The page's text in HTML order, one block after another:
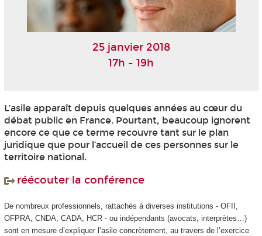
25 janvier 2018
17h - 19h
L’asile apparaît depuis quelques années au cœur du
débat public en France. Pourtant, beaucoup ignorent
encore ce que ce terme recouvre tant sur le plan
juridique que pour l’accueil de ces personnes sur le
territoire national.
réécouter la conférence
De nombreux professionnels, rattachés à diverses institutions - OFII,
OFPRA, CNDA, CADA, HCR - ou indépendants (avocats, interprètes…)
sont en mesure d’expliquer l’asile concrètement, au travers de l’exercice